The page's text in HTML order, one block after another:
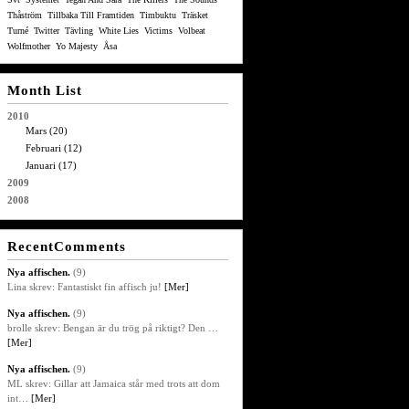
Thåström
Tillbaka Till Framtiden Timbuktu Träsket
Turné Twitter Tävling White Lies Victims Volbeat
Wolfmother Yo Majesty Åsa
Month List
2010
Mars (20)
Februari (12)
Januari (17)
2009
2008
RecentComments
Nya affischen.(9)
Lina skrev: Fantastiskt fin affisch ju! [Mer]
Nya affischen.(9)
brolle skrev: Bengan är du trög på riktigt? Den …
[Mer]
Nya affischen.(9)
ML skrev: Gillar att Jamaica står med trots att dom
int… [Mer]